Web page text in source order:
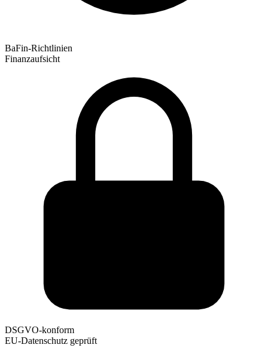
BaFin-Richtlinien
Finanzaufsicht
DSGVO-konform
EU-Datenschutz geprüft